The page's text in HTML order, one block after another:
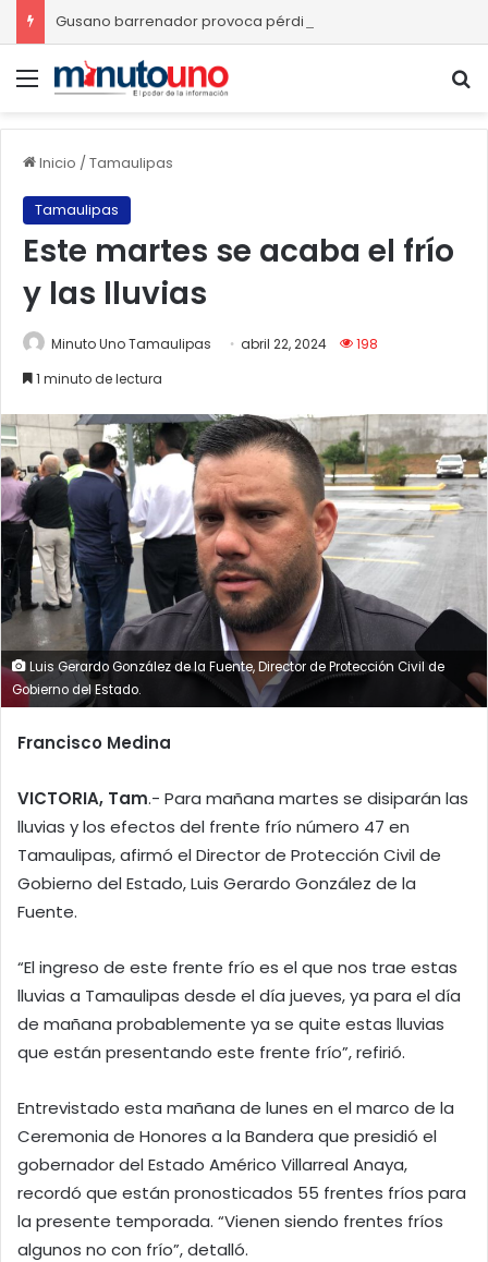
Menú
Inicio /Tamaulipas
Tamaulipas
Este martes se acaba el frío
y las lluvias
Minuto Uno Tamaulipas abril 22, 2024
198
1 minuto de lectura
Luis Gerardo González de la Fuente, Director de Protección Civil de
Gobierno del Estado.
Francisco Medina
VICTORIA, Tam.- Para mañana martes se disiparán las
lluvias y los efectos del frente frío número 47 en
Tamaulipas, afirmó el Director de Protección Civil de
Gobierno del Estado, Luis Gerardo González de la
Fuente.
“El ingreso de este frente frío es el que nos trae estas
lluvias a Tamaulipas desde el día jueves, ya para el día
de mañana probablemente ya se quite estas lluvias
que están presentando este frente frío”, refirió.
Entrevistado esta mañana de lunes en el marco de la
Ceremonia de Honores a la Bandera que presidió el
gobernador del Estado Américo Villarreal Anaya,
recordó que están pronosticados 55 frentes fríos para
la presente temporada. “Vienen siendo frentes fríos
algunos no con frío”, detalló.